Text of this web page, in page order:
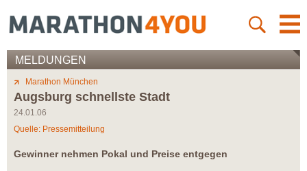
MELDUNGEN
Marathon München
Augsburg schnellste Stadt
24.01.06
Quelle: Pressemitteilung
Gewinner nehmen Pokal und Preise entgegen